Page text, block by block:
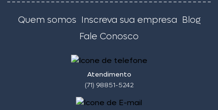
Quem somos Inscreva sua empresa Blog
Fale Conosco
Atendimento
(71) 98851-5242